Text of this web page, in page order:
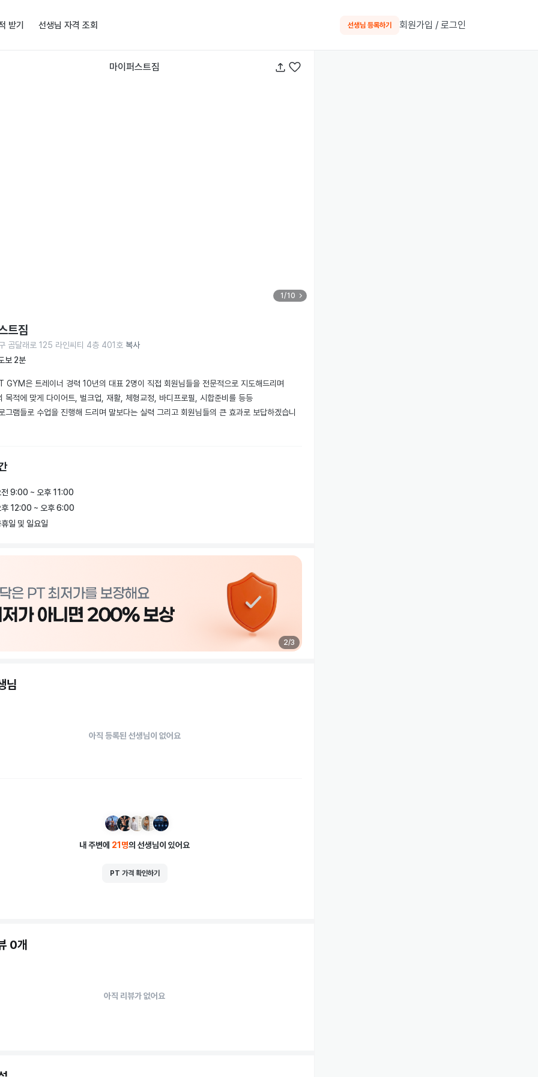
받기 선생님 자격 조회 선생님 등록하기 회원가입 / 로그인
마이퍼스트짐
1/10
트짐
곰달래로 125 라인씨티 4층 401호 복사
보 2분
GYM은 트레이너 경력 10년의 대표 2명이 직접 회원님들을 전문적으로 지도해드리며
목적에 맞게 다이어트, 벌크업, 재활, 체형교정, 바디프로필, 시합준비를 등등
그램들로 수업을 진행해 드리며 말보다는 실력 그리고 회원님들의 큰 효과로 보답하겠습니
전 9:00 ~ 오후 11:00
후 12:00 ~ 오후 6:00
일 및 일요일
2/3
님
아직 등록된 선생님이 없어요
내 주변에 21 명의 선생님이 있어요
PT 가격 확인하기
0개
아직 리뷰가 없어요